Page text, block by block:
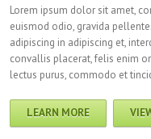
Lorem ipsum dolor sit amet,
euismod odio, gravida
adipiscing in adipiscing et,
convallis placerat, felis enim
lectus purus, commodo et
LEARN MORE